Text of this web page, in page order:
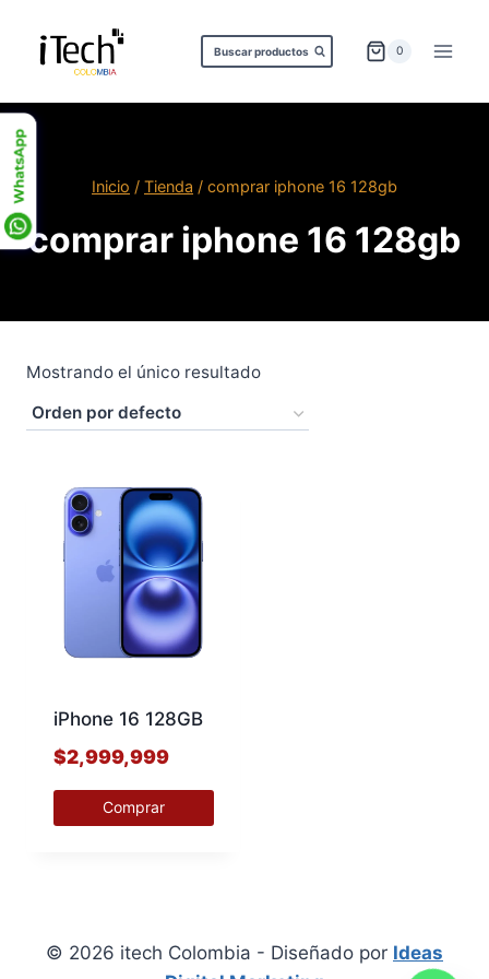
contenido
Buscar productos 0
Inicio / Tienda / comprar iphone 16 128gb
comprar iphone 16 128gb
Mostrando el único resultado
iPhone 16 128GB
$2,999,999
Comprar
variantes.
© 2026 itech Colombia - Diseñado por Ideas